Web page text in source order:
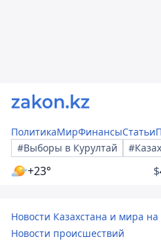
ПолитикаМирФинансыСтатьи
#Выборы в Курултай
+23° $
Новости Казахстана и мира на
Новости происшествий